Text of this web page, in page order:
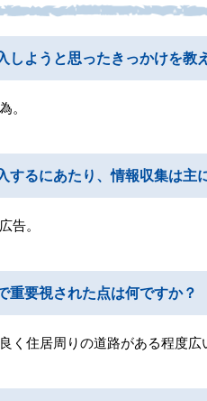
しようと思ったきっかけを教
。
するにあたり、情報収集は主
告。
重要視された点は何ですか？
く住居周りの道路がある程度広